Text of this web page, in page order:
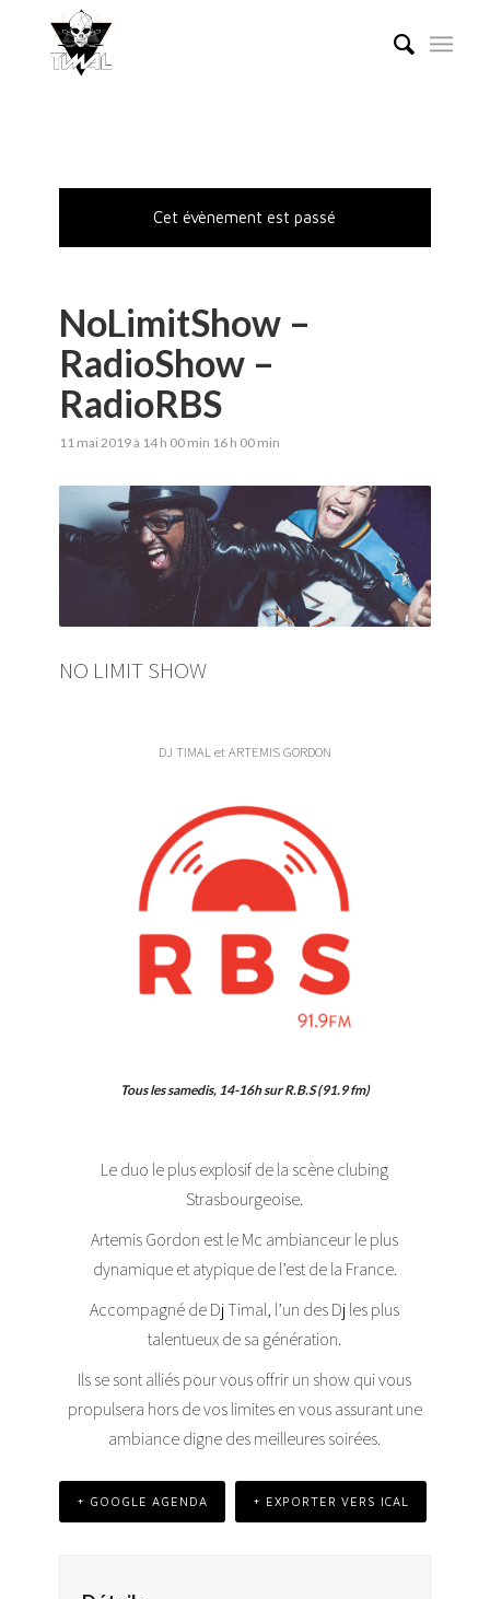
Cet évènement est passé
NoLimitShow –
RadioShow –
RadioRBS
11 mai 2019 à 14 h 00 min 16 h 00 min
NO LIMIT SHOW
DJ TIMAL et ARTEMIS GORDON
Tous les samedis, 14-16h sur R.B.S (91.9 fm)
Le duo le plus explosif de la scène clubing
Strasbourgeoise.
Artemis Gordon est le Mc ambianceur le plus
dynamique et atypique de l’est de la France.
Accompagné de Dj Timal, l’un des Dj les plus
talentueux de sa génération.
Ils se sont alliés pour vous offrir un show qui vous
propulsera hors de vos limites en vous assurant une
ambiance digne des meilleures soirées.
+ GOOGLE AGENDA + EXPORTER VERS ICAL